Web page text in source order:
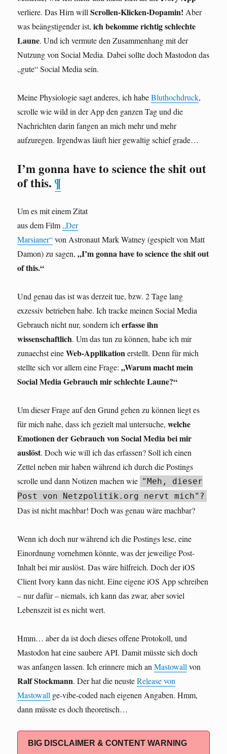
verliere. Das Hirn willScrollen-Klicken-Dopamin! Aber
was beängstigender ist,ich bekomme richtig schlechte
Laune. Und ich vermute den Zusammenhang mit der
Nutzung von Social Media. Dabei sollte doch Mastodon das
„gute“ Social Media sein.
Meine Physiologie sagt anderes, ich habeBluthochdruck,
scrolle wie wild in der App den ganzen Tag und die
Nachrichten darin fangen an mich mehr und mehr
aufzuregen. Irgendwas läuft hier gewaltig schief grade…
I’m gonna have to science the shit out
of this.¶
Um es mit einem Zitat
aus dem Film „Der
Marsianer“von Astronaut Mark Watney (gespielt von Matt
Damon) zu sagen,„I’m gonna have to science the shit out
of this.“
Und genau das ist was derzeit tue, bzw. 2 Tage lang
exzessiv betrieben habe. Ich tracke meinen Social Media
Gebrauch nicht nur, sondern icherfasse ihn
wissenschaftlich. Um das tun zu können, habe ich mir
zunaechst eineWeb-Applikationerstellt. Denn für mich
stellte sich vor allem eine Frage:„Warum macht mein
Social Media Gebrauch mir schlechte Laune?“
Um dieser Frage auf den Grund gehen zu können liegt es
für mich nahe, dass ich gezielt mal untersuche,welche
Emotionen der Gebrauch von Social Media bei mir
auslöst. Doch wie will ich das erfassen? Soll ich einen
Zettel neben mir haben während ich durch die Postings
scrolle und dann Notizen machen wie "Meh, dieser
Post von Netzpolitik.org nervt mich"?
Das ist nicht machbar! Doch was genau wäre machbar?
Wenn ich doch nur während ich die Postings lese, eine
Einordnung vornehmen könnte, was der jeweilige Post-
Inhalt bei mir auslöst. Das wäre hilfreich. Doch der iOS
Client Ivory kann das nicht. Eine eigene iOS App schreiben
– nur dafür – niemals, ich kann das zwar, aber soviel
Lebenszeit ist es nicht wert.
Hmm… aber da ist doch dieses offene Protokoll, und
Mastodon hat eine saubere API. Damit müsste sich doch
was anfangen lassen. Ich erinnere mich anMastowall von
Ralf Stockmann. Der hat die neusteRelease von
Mastowall ge-vibe-coded nach eigenen Angaben. Hmm,
dann müsste es doch theoretisch…
BIG DISCLAIMER & CONTENT WARNING